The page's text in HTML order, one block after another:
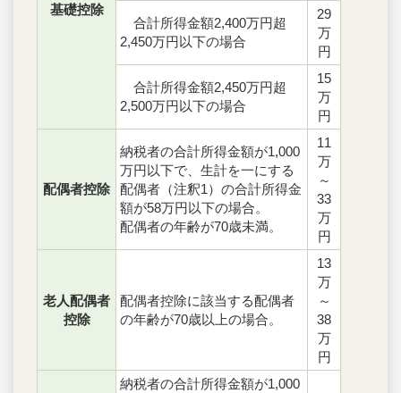
基礎控除
合計所得金額2,400万円超
2,450万円以下の場合
29
万
円
合計所得金額2,450万円超
2,500万円以下の場合
15
万
円
配偶者控除
納税者の合計所得金額が1,000
万円以下で、生計を一にする
配偶者（注釈1）の合計所得金
額が58万円以下の場合。
配偶者の年齢が70歳未満。
11
万
～
33
万
円
老人配偶者
控除
配偶者控除に該当する配偶者
の年齢が70歳以上の場合。
13
万
～
38
万
円
納税者の合計所得金額が1,000